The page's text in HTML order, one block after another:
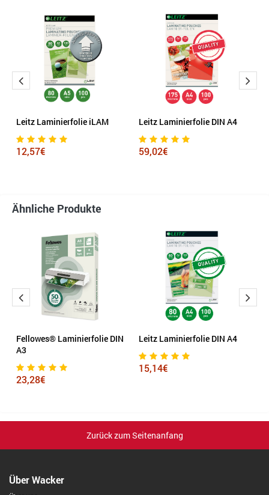
Leitz Laminierfolie iLAM
12,57€
Leitz Laminierfolie DIN A4
59,02€
Ähnliche Produkte
Fellowes® Laminierfolie DIN
A3
23,28€
Leitz Laminierfolie DIN A4
15,14€
Zurück zum Seitenanfang
Über Wacker